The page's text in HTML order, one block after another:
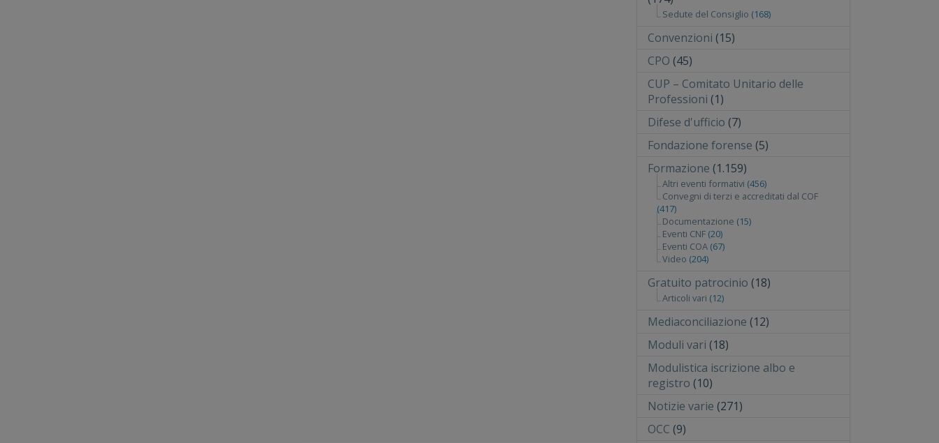
Sedute del Consiglio (168)
Convenzioni (15)
CPO (45)
CUP – Comitato Unitario delle
Professioni (1)
Difese d'ufficio (7)
Fondazione forense (5)
Formazione (1.159)
Altri eventi formativi (456)
Convegni di terzi e accreditati dal COF
(417)
Documentazione (15)
Eventi CNF (20)
Eventi COA (67)
Video (204)
Gratuito patrocinio (18)
Articoli vari (12)
Mediaconciliazione (12)
Moduli vari (18)
Modulistica iscrizione albo e
registro (10)
Notizie varie (271)
OCC (9)